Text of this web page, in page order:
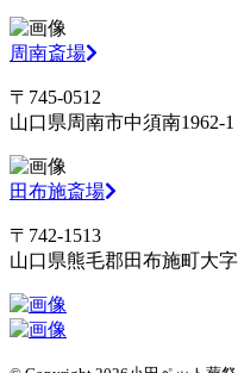
周南斎場
〒745-0512
山口県周南市中須南1962-1
田布施斎場
〒742-1513
山口県熊毛郡田布施町大